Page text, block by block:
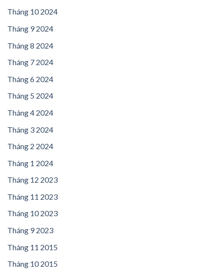
Tháng 10 2024
Tháng 9 2024
Tháng 8 2024
Tháng 7 2024
Tháng 6 2024
Tháng 5 2024
Tháng 4 2024
Tháng 3 2024
Tháng 2 2024
Tháng 1 2024
Tháng 12 2023
Tháng 11 2023
Tháng 10 2023
Tháng 9 2023
Tháng 11 2015
Tháng 10 2015